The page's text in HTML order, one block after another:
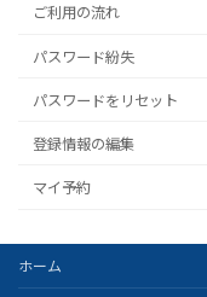
ご利用の流れ
パスワード紛失
パスワードをリセット
登録情報の編集
マイ予約
ホーム